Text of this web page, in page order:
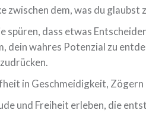
zwischen dem, was du
spüren, dass etwas
dein wahres Potenzial zu
in Geschmeidigkeit,
und Freiheit erleben, die